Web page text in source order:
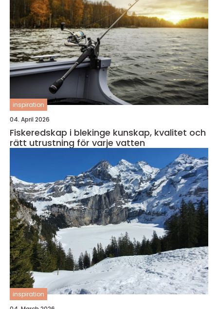
inspiration
04. April 2026
Fiskeredskap i blekinge kunskap, kvalitet och
rätt utrustning för varje vatten
inspiration